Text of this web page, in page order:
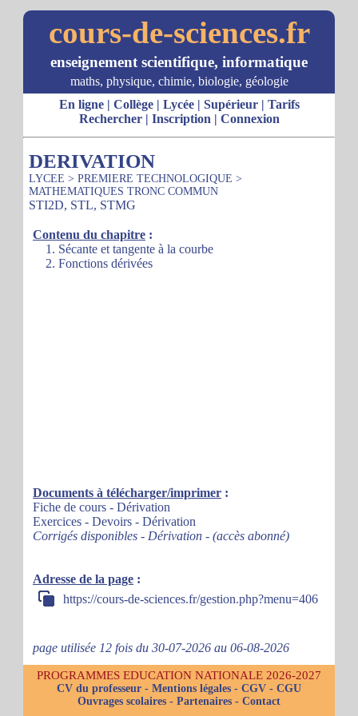
cours-de-sciences.fr
enseignement scientifique, informatique
maths, physique, chimie, biologie, géologie
En ligne| Collège| Lycée| Supérieur| Tarifs
Rechercher| Inscription | Connexion
DERIVATION
LYCEE > PREMIERE TECHNOLOGIQUE >
MATHEMATIQUES TRONC COMMUN
STI2D, STL, STMG
Contenu du chapitre :
1. Sécante et tangente à la courbe
2. Fonctions dérivées
Documents à télécharger/imprimer :
Fiche de cours - Dérivation
Exercices - Devoirs - Dérivation
Corrigés disponibles - Dérivation - (accès abonné)
Adresse de la page :
https://cours-de-sciences.fr/gestion.php?menu=406
page utilisée 12 fois du 30-07-2026 au 06-08-2026
PROGRAMMES EDUCATION NATIONALE 2026-2027
CV du professeur - Mentions légales - CGV - CGU
Ouvrages scolaires - Partenaires - Contact